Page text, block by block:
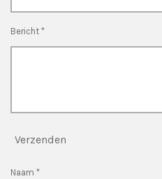
Bericht *
Verzenden
Naam *